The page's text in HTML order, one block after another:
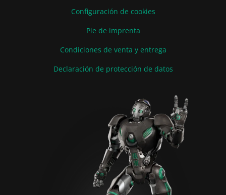
Configuración de cookies
Pie de imprenta
Condiciones de venta y entrega
Declaración de protección de datos